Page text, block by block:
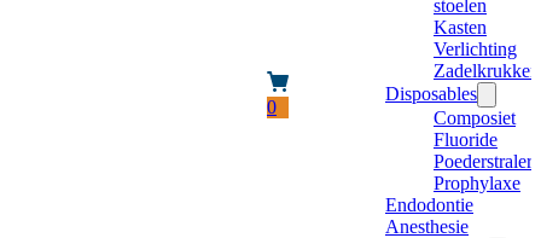
0
stoelen
Kasten
Verlichting
Zadelkrukken
Disposables
Composiet
Fluoride
Poederstraler
Prophylaxe
Endodontie
Anesthesie